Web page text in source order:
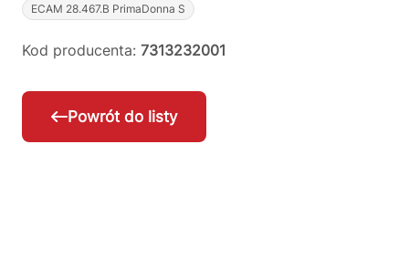
ECAM 28.467.B PrimaDonna S
Kod producenta: 7313232001
Powrót do listy